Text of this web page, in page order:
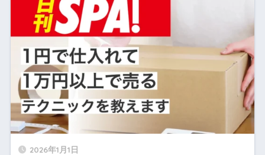
2026年1月1日